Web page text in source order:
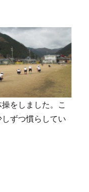
をしました。こ
ずつ慣らしてい